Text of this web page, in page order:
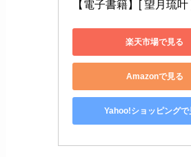
【電子書籍】[ 望月琉叶
楽天市場で見る
Amazonで見る
Yahoo!ショッピングで